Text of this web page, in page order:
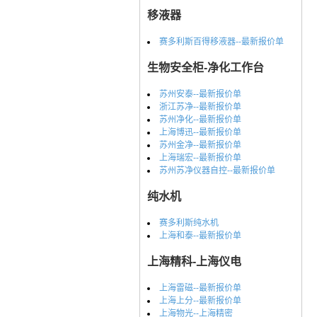
移液器
赛多利斯百得移液器--最新报价单
生物安全柜-净化工作台
苏州安泰--最新报价单
浙江苏净--最新报价单
苏州净化--最新报价单
上海博迅--最新报价单
苏州金净--最新报价单
上海瑞宏--最新报价单
苏州苏净仪器自控--最新报价单
纯水机
赛多利斯纯水机
上海和泰--最新报价单
上海精科-上海仪电
上海雷磁--最新报价单
上海上分--最新报价单
上海物光--上海精密